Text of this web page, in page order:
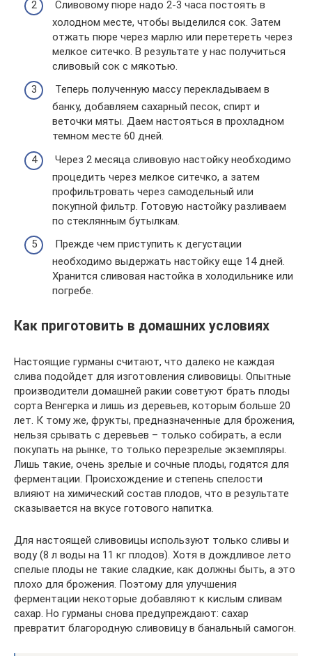
Сливовому пюре надо 2-3 часа постоять в
холодном месте, чтобы выделился сок. Затем
отжать пюре через марлю или перетереть через
мелкое ситечко. В результате у нас получиться
сливовый сок с мякотью.
Теперь полученную массу перекладываем в
банку, добавляем сахарный песок, спирт и
веточки мяты. Даем настояться в прохладном
темном месте 60 дней.
Через 2 месяца сливовую настойку необходимо
процедить через мелкое ситечко, а затем
профильтровать через самодельный или
покупной фильтр. Готовую настойку разливаем
по стеклянным бутылкам.
Прежде чем приступить к дегустации
необходимо выдержать настойку еще 14 дней.
Хранится сливовая настойка в холодильнике или
погребе.
Как приготовить в домашних условиях
Настоящие гурманы считают, что далеко не каждая
слива подойдет для изготовления сливовицы. Опытные
производители домашней ракии советуют брать плоды
сорта Венгерка и лишь из деревьев, которым больше 20
лет. К тому же, фрукты, предназначенные для брожения,
нельзя срывать с деревьев – только собирать, а если
покупать на рынке, то только перезрелые экземпляры.
Лишь такие, очень зрелые и сочные плоды, годятся для
ферментации. Происхождение и степень спелости
влияют на химический состав плодов, что в результате
сказывается на вкусе готового напитка.
Для настоящей сливовицы используют только сливы и
воду (8 л воды на 11 кг плодов). Хотя в дождливое лето
спелые плоды не такие сладкие, как должны быть, а это
плохо для брожения. Поэтому для улучшения
ферментации некоторые добавляют к кислым сливам
сахар. Но гурманы снова предупреждают: сахар
превратит благородную сливовицу в банальный самогон.